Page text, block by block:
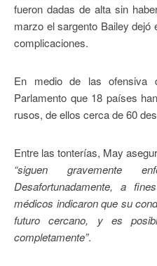
fueron dadas de alta sin
marzo el sargento Bailey dejó
complicaciones.
En medio de las ofensiva
Parlamento que 18 países
rusos, de ellos cerca de 60
Entre las tonterías, May
“siguen gravemente
Desafortunadamente, a
médicos indicaron que su
futuro cercano, y es
completamente”.